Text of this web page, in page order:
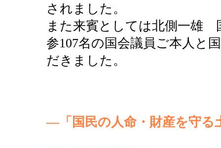
されました。
また来賓としては北側一雄
参107名の国会議員ご本人と
だきました。
―「国民の人命・財産を守る